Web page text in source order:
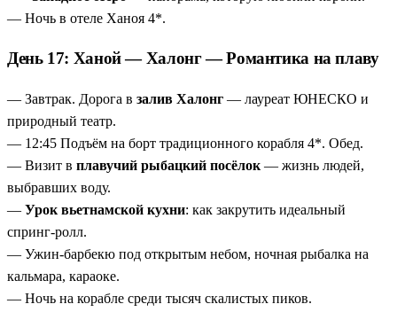
— Ночь в отеле Ханоя 4*.
День 17: Ханой — Халонг — Романтика на плаву
— Завтрак. Дорога в залив Халонг — лауреат ЮНЕСКО и
природный театр.
— 12:45 Подъём на борт традиционного корабля 4*. Обед.
— Визит в плавучий рыбацкий посёлок — жизнь людей,
выбравших воду.
— Урок вьетнамской кухни: как закрутить идеальный
спринг-ролл.
— Ужин-барбекю под открытым небом, ночная рыбалка на
кальмара, караоке.
— Ночь на корабле среди тысяч скалистых пиков.